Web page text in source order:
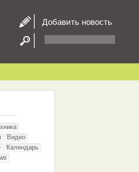
Добавить новость
Видео
Календарь